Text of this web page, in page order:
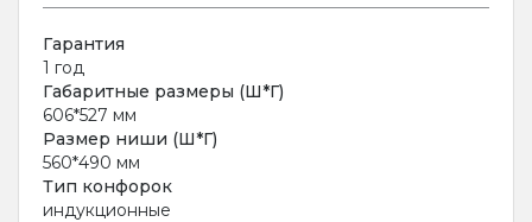
Гарантия
1 год
Габаритные размеры (Ш*Г)
606*527 мм
Размер ниши (Ш*Г)
560*490 мм
Тип конфорок
индукционные